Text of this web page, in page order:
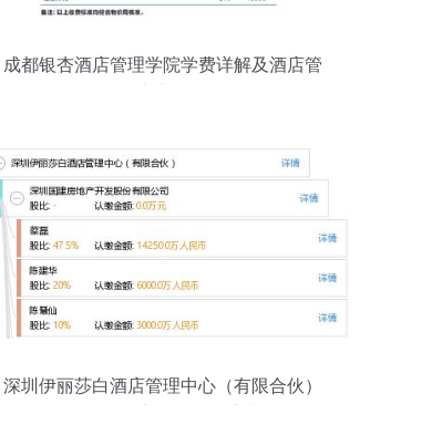
成都银杏酒店管理学院学费详解及酒店管
深圳伊丽莎白酒店管理中心（有限合伙）